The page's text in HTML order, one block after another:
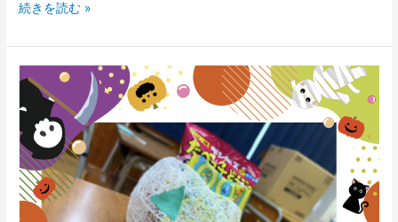
続きを読む »
《伊
勢》
【ボ
ラ
ン
テ
ィ
ア】